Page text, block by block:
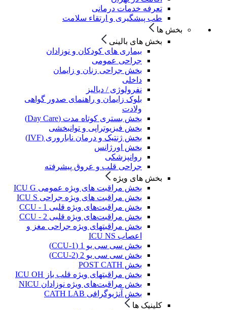
تعرفه خدمات درمانی
طب پیشگیری و ارتقاء سلامت
بخش ها
بخش های بالینی
بیماری های کودکان و نوزادان
جراحی عمومی
بخش جراحی زنان و زایمان
داخلی
نفرولوژی / دیالیز
بلوک زایمان و راهنمای صدور گواهی
ولادت
بخش بستری کوتاه مدت (Day Care)
بخش فیزیوتراپی و توانبخشی
بخش ژنتیک و درمان ناباروری (IVF)
بخش اورژانس
روانپزشکی
جراحی قلب و عروق پیشرفته
بخش های ویژه
بخش مراقبت های ویژه عمومی ICU G
بخش مراقبت های ویژه جراحی ICU S
بخش مراقبت‌های ویژه قلبی CCU - 1
بخش مراقبت‌های ویژه قلبی CCU - 2
بخش مراقبتهای ویژه جراحی مغز و
اعصاب ICU NS
بخش سی سی یو 1 (CCU-1)
بخش سی سی یو 2 (CCU-2)
بخش POST CATH
بخش مراقبتهای ویژه قلب باز ICU OH
بخش مراقبت‌های ویژه نوزادان NICU
بخش آنژیوگرافی CATH LAB
کلینیک ها